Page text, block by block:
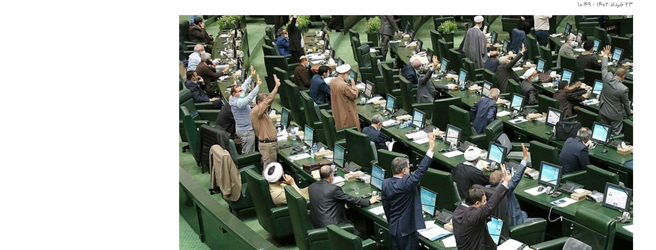
۲۳ خرداد ۱۴۰۲ - ۱۰:۴۹